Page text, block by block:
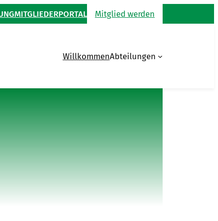
MITGLIEDERPORTAL Mitglied werden
WillkommenAbteilungen